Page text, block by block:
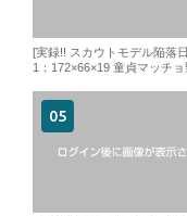
[実録!! スカウトモデル陥落
1：172×66×19 童貞マッチ